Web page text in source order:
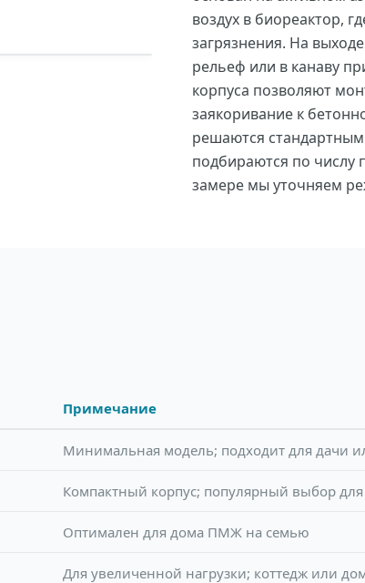
воздух в биореактор,
загрязнения. На
рельеф или в канаву
корпуса позволяют
заякоривание к
решаются
подбираются по числу
замере мы уточняем
Примечание
Минимальная модель; подходит для дачи
Компактный корпус; популярный выбор
Оптимален для дома ПМЖ на семью
Для увеличенной нагрузки; коттедж или